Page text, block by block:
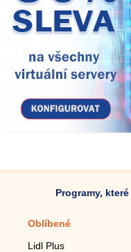
Programy,
Oblíbené
Lidl Plus